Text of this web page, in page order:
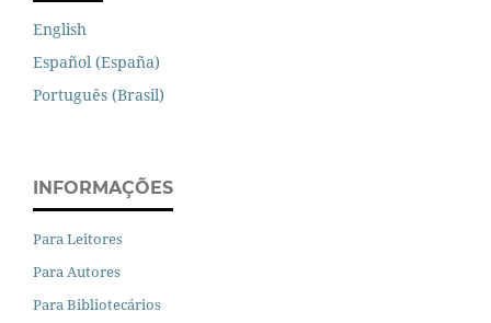
English
Español (España)
Português (Brasil)
INFORMAÇÕES
Para Leitores
Para Autores
Para Bibliotecários